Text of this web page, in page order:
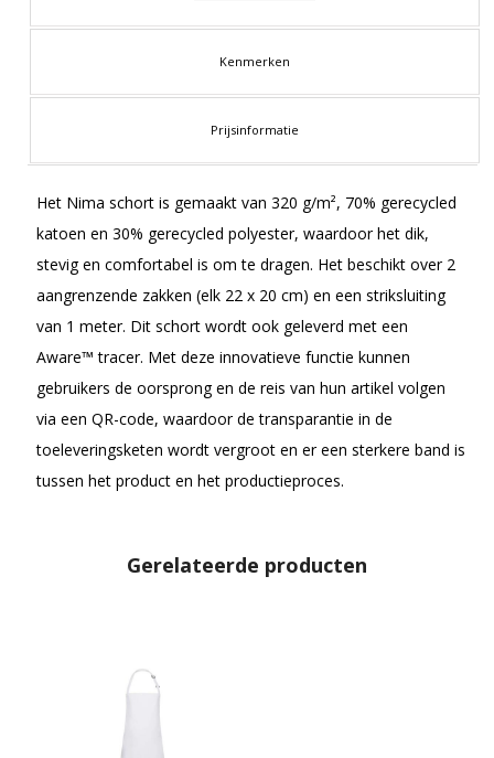
Kenmerken
Prijsinformatie
Het Nima schort is gemaakt van 320 g/m², 70% gerecycled
katoen en 30% gerecycled polyester, waardoor het dik,
stevig en comfortabel is om te dragen. Het beschikt over 2
aangrenzende zakken (elk 22 x 20 cm) en een striksluiting
van 1 meter. Dit schort wordt ook geleverd met een
Aware™ tracer. Met deze innovatieve functie kunnen
gebruikers de oorsprong en de reis van hun artikel volgen
via een QR-code, waardoor de transparantie in de
toeleveringsketen wordt vergroot en er een sterkere band is
tussen het product en het productieproces.
Gerelateerde producten